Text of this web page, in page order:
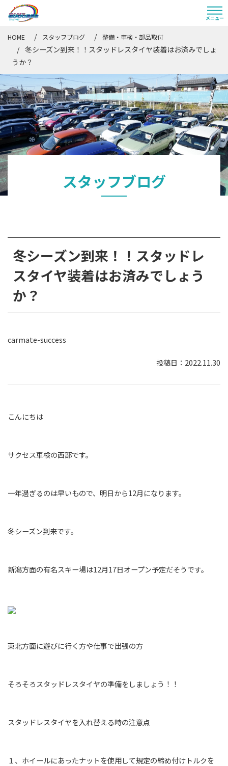
HOME スタッフブログ 整備・車検・部品取付
冬シーズン到来！！スタッドレスタイヤ装着はお済みでしょ
うか？
スタッフブログ
冬シーズン到来！！スタッドレ
スタイヤ装着はお済みでしょう
か？
carmate-success
2022.11.30
こんにちは
サクセス車検の西部です。
一年過ぎるのは早いもので、明日から12月になります。
冬シーズン到来です。
新潟方面の有名スキー場は12月17日オープン予定だそうです。
東北方面に遊びに行く方や仕事で出張の方
そろそろスタッドレスタイヤの準備をしましょう！！
スタッドレスタイヤを入れ替える時の注意点
１、ホイールにあったナットを使用して規定の締め付けトルクを